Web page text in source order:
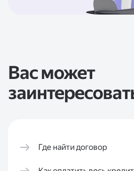
Вас может
Где найти договор